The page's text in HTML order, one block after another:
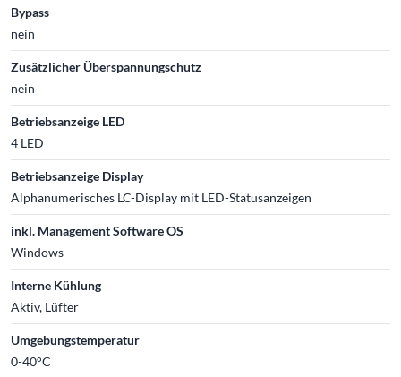
Bypass
nein
Zusätzlicher Überspannungschutz
nein
Betriebsanzeige LED
4 LED
Betriebsanzeige Display
Alphanumerisches LC-Display mit LED-Statusanzeigen
inkl. Management Software OS
Windows
Interne Kühlung
Aktiv, Lüfter
Umgebungstemperatur
0-40°C